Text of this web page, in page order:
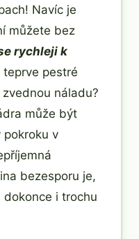
Navíc je
můžete bez
rychleji k
teprve pestré
náladu?
může být
pokroku v
bezesporu je,
i trochu